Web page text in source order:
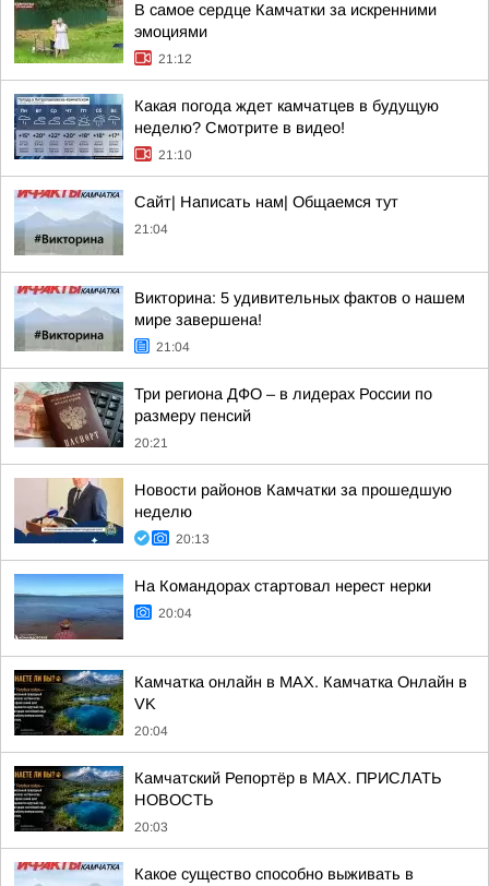
В самое сердце Камчатки за искренними
эмоциями
21:12
Какая погода ждет камчатцев в будущую
неделю? Cмотрите в видео!
21:10
Сайт| Написать нам| Общаемся тут
21:04
Викторина: 5 удивительных фактов о нашем
мире завершена!
21:04
Три региона ДФО – в лидерах России по
размеру пенсий
20:21
Новости районов Камчатки за прошедшую
неделю
20:13
На Командорах стартовал нерест нерки
20:04
Камчатка онлайн в MAX. Камчатка Онлайн в
VK
20:04
Камчатский Репортёр в MAX. ПРИСЛАТЬ
НОВОСТЬ
20:03
Какое существо способно выживать в